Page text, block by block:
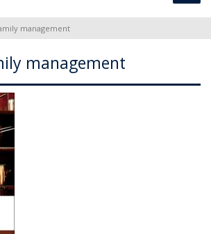
management
management